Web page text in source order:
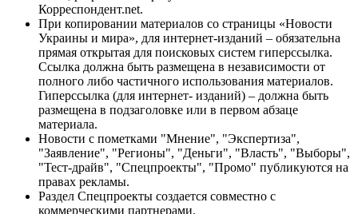
Корреспондент.net.
При копировании материалов со страницы «Новости
Украины и мира», для интернет-изданий – обязательна
прямая открытая для поисковых систем гиперссылка.
Ссылка должна быть размещена в независимости от
полного либо частичного использования материалов.
Гиперссылка (для интернет- изданий) – должна быть
размещена в подзаголовке или в первом абзаце
материала.
Новости с пометками "Мнение", "Экспертиза",
"Заявление", "Регионы", "Деньги", "Власть", "Выборы",
"Тест-драйв", "Спецпроекты", "Промо" публикуются на
правах рекламы.
Раздел Спецпроекты создается совместно с
коммерческими партнерами.